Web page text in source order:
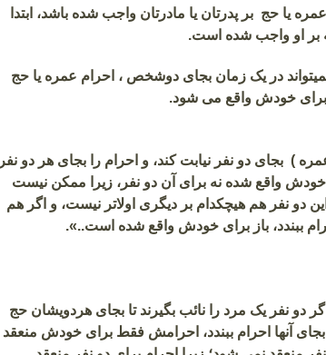
یا حج بر پدرتان یا مادرتان واجب شده باشد، ابتدا
بر او واجب شده است.
در یک زمان بجای دوشخص ، احرام عمره یا حج
برای خودش واقع می شود.
) بجای دو نفر نیابت کند، و احرام را بجای هر دو نفر
واقع شده نه برای آن دو نفر، زیرا ممکن نیست
دو نفر هم هیچکدام بر دیگری اولاتر نیست، و اگر هم
ببندد، باز برای خودش واقع شده است..».
دو نفر یک مرد را نائب بگیرند تا بجای هردویشان حج
بجای آنها احرام ببندد، احرامش فقط برای خودش منعقد